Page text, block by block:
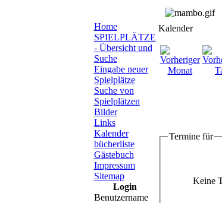
Home
SPIELPLÄTZE
- Übersicht und
Suche
Eingabe neuer
Spielplätze
Suche von
Spielplätzen
Bilder
Links
Kalender
bücherliste
Gästebuch
Impressum
Sitemap
Login
Benutzername
Kalender
Termine für
Keine